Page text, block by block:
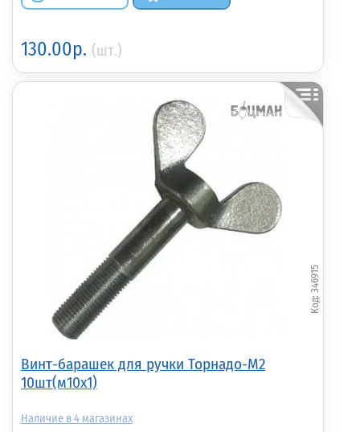
130.00р. (шт.)
Винт-барашек для ручки Торнадо-М2
10шт(м10х1)
346915
4